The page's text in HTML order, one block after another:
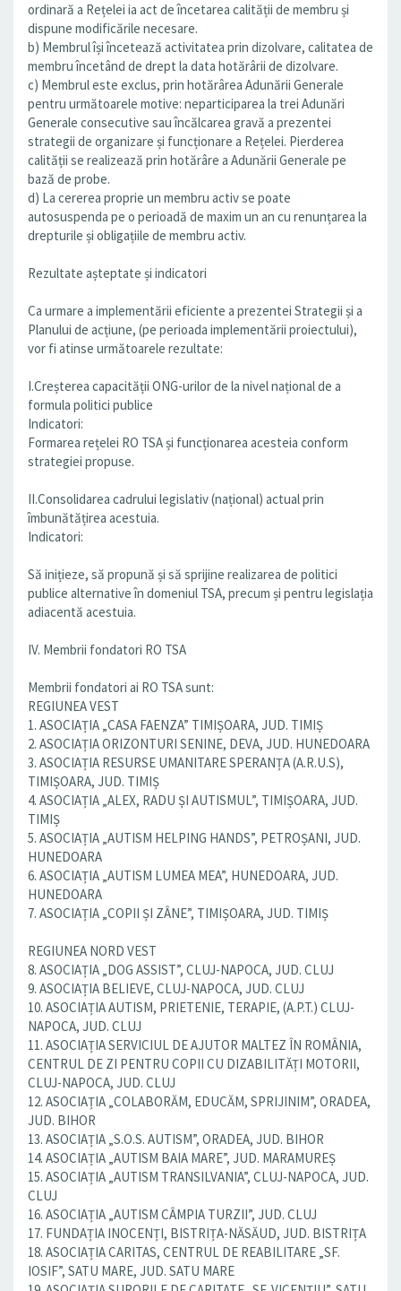
ordinară a Rețelei ia act de încetarea calității de membru și
dispune modificările necesare.
b) Membrul își încetează activitatea prin dizolvare, calitatea de
membru încetând de drept la data hotărârii de dizolvare.
c) Membrul este exclus, prin hotărârea Adunării Generale
pentru următoarele motive: neparticiparea la trei Adunări
Generale consecutive sau încălcarea gravă a prezentei
strategii de organizare și funcționare a Rețelei. Pierderea
calității se realizează prin hotărâre a Adunării Generale pe
bază de probe.
d) La cererea proprie un membru activ se poate
autosuspenda pe o perioadă de maxim un an cu renunțarea la
drepturile și obligațiile de membru activ.
Rezultate așteptate și indicatori
Ca urmare a implementării eficiente a prezentei Strategii și a
Planului de acțiune, (pe perioada implementării proiectului),
vor fi atinse următoarele rezultate:
I.Creșterea capacității ONG-urilor de la nivel național de a
formula politici publice
Indicatori:
Formarea rețelei RO TSA și funcționarea acesteia conform
strategiei propuse.
II.Consolidarea cadrului legislativ (național) actual prin
îmbunătățirea acestuia.
Indicatori:
Să inițieze, să propună și să sprijine realizarea de politici
publice alternative în domeniul TSA, precum și pentru legislația
adiacentă acestuia.
IV. Membrii fondatori RO TSA
Membrii fondatori ai RO TSA sunt:
REGIUNEA VEST
1. ASOCIAȚIA „CASA FAENZA” TIMIȘOARA, JUD. TIMIȘ
2. ASOCIAȚIA ORIZONTURI SENINE, DEVA, JUD. HUNEDOARA
3. ASOCIAȚIA RESURSE UMANITARE SPERANȚA (A.R.U.S),
TIMIȘOARA, JUD. TIMIȘ
4. ASOCIAȚIA „ALEX, RADU ȘI AUTISMUL”, TIMIȘOARA, JUD.
TIMIȘ
5. ASOCIAȚIA „AUTISM HELPING HANDS”, PETROȘANI, JUD.
HUNEDOARA
6. ASOCIAȚIA „AUTISM LUMEA MEA”, HUNEDOARA, JUD.
HUNEDOARA
7. ASOCIAȚIA „COPII ȘI ZÂNE”, TIMIȘOARA, JUD. TIMIȘ
REGIUNEA NORD VEST
8. ASOCIAȚIA „DOG ASSIST”, CLUJ-NAPOCA, JUD. CLUJ
9. ASOCIAȚIA BELIEVE, CLUJ-NAPOCA, JUD. CLUJ
10. ASOCIAȚIA AUTISM, PRIETENIE, TERAPIE, (A.P.T.) CLUJ-
NAPOCA, JUD. CLUJ
11. ASOCIAȚIA SERVICIUL DE AJUTOR MALTEZ ÎN ROMÂNIA,
CENTRUL DE ZI PENTRU COPII CU DIZABILITĂȚI MOTORII,
CLUJ-NAPOCA, JUD. CLUJ
12. ASOCIAȚIA „COLABORĂM, EDUCĂM, SPRIJINIM”, ORADEA,
JUD. BIHOR
13. ASOCIAȚIA „S.O.S. AUTISM”, ORADEA, JUD. BIHOR
14. ASOCIAȚIA „AUTISM BAIA MARE”, JUD. MARAMUREȘ
15. ASOCIAȚIA „AUTISM TRANSILVANIA”, CLUJ-NAPOCA, JUD.
CLUJ
16. ASOCIAȚIA „AUTISM CÂMPIA TURZII”, JUD. CLUJ
17. FUNDAȚIA INOCENȚI, BISTRIȚA-NĂSĂUD, JUD. BISTRIȚA
18. ASOCIAȚIA CARITAS, CENTRUL DE REABILITARE „SF.
IOSIF”, SATU MARE, JUD. SATU MARE